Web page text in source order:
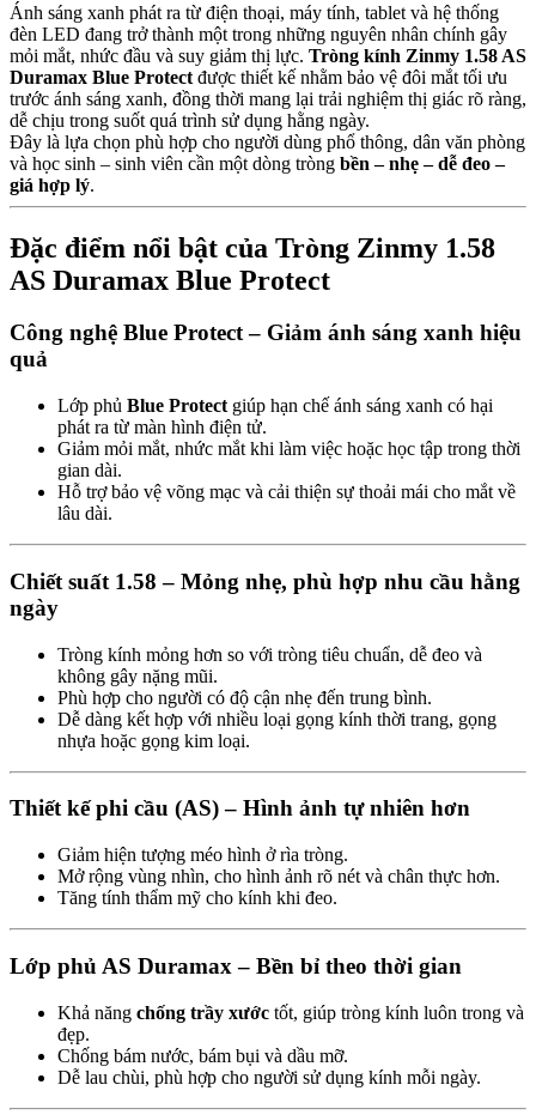
Ánh sáng xanh phát ra từ điện thoại, máy tính, tablet và hệ thống
đèn LED đang trở thành một trong những nguyên nhân chính gây
mỏi mắt, nhức đầu và suy giảm thị lực. Tròng kính Zinmy 1.58 AS
Duramax Blue Protect được thiết kế nhằm bảo vệ đôi mắt tối ưu
trước ánh sáng xanh, đồng thời mang lại trải nghiệm thị giác rõ ràng,
dễ chịu trong suốt quá trình sử dụng hằng ngày.
Đây là lựa chọn phù hợp cho người dùng phổ thông, dân văn phòng
và học sinh – sinh viên cần một dòng tròng bền – nhẹ – dễ đeo –
giá hợp lý.
Đặc điểm nổi bật của Tròng Zinmy 1.58
AS Duramax Blue Protect
Công nghệ Blue Protect – Giảm ánh sáng xanh hiệu
quả
Lớp phủ Blue Protect giúp hạn chế ánh sáng xanh có hại
phát ra từ màn hình điện tử.
Giảm mỏi mắt, nhức mắt khi làm việc hoặc học tập trong thời
gian dài.
Hỗ trợ bảo vệ võng mạc và cải thiện sự thoải mái cho mắt về
lâu dài.
Chiết suất 1.58 – Mỏng nhẹ, phù hợp nhu cầu hằng
ngày
Tròng kính mỏng hơn so với tròng tiêu chuẩn, dễ đeo và
không gây nặng mũi.
Phù hợp cho người có độ cận nhẹ đến trung bình.
Dễ dàng kết hợp với nhiều loại gọng kính thời trang, gọng
nhựa hoặc gọng kim loại.
Thiết kế phi cầu (AS) – Hình ảnh tự nhiên hơn
Giảm hiện tượng méo hình ở rìa tròng.
Mở rộng vùng nhìn, cho hình ảnh rõ nét và chân thực hơn.
Tăng tính thẩm mỹ cho kính khi đeo.
Lớp phủ AS Duramax – Bền bỉ theo thời gian
Khả năng chống trầy xước tốt, giúp tròng kính luôn trong và
đẹp.
Chống bám nước, bám bụi và dầu mỡ.
Dễ lau chùi, phù hợp cho người sử dụng kính mỗi ngày.